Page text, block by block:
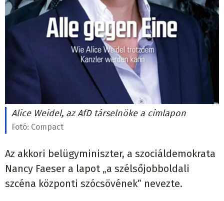
Alice Weidel, az AfD társelnöke a címlapon
Fotó: Compact
Az akkori belügyminiszter, a szociáldemokrata
Nancy Faeser a lapot „a szélsőjobboldali
szcéna központi szócsövének” nevezte.